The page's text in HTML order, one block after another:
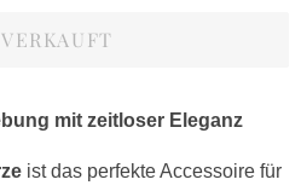
mit zeitloser Eleganz
ist das perfekte Accessoire für